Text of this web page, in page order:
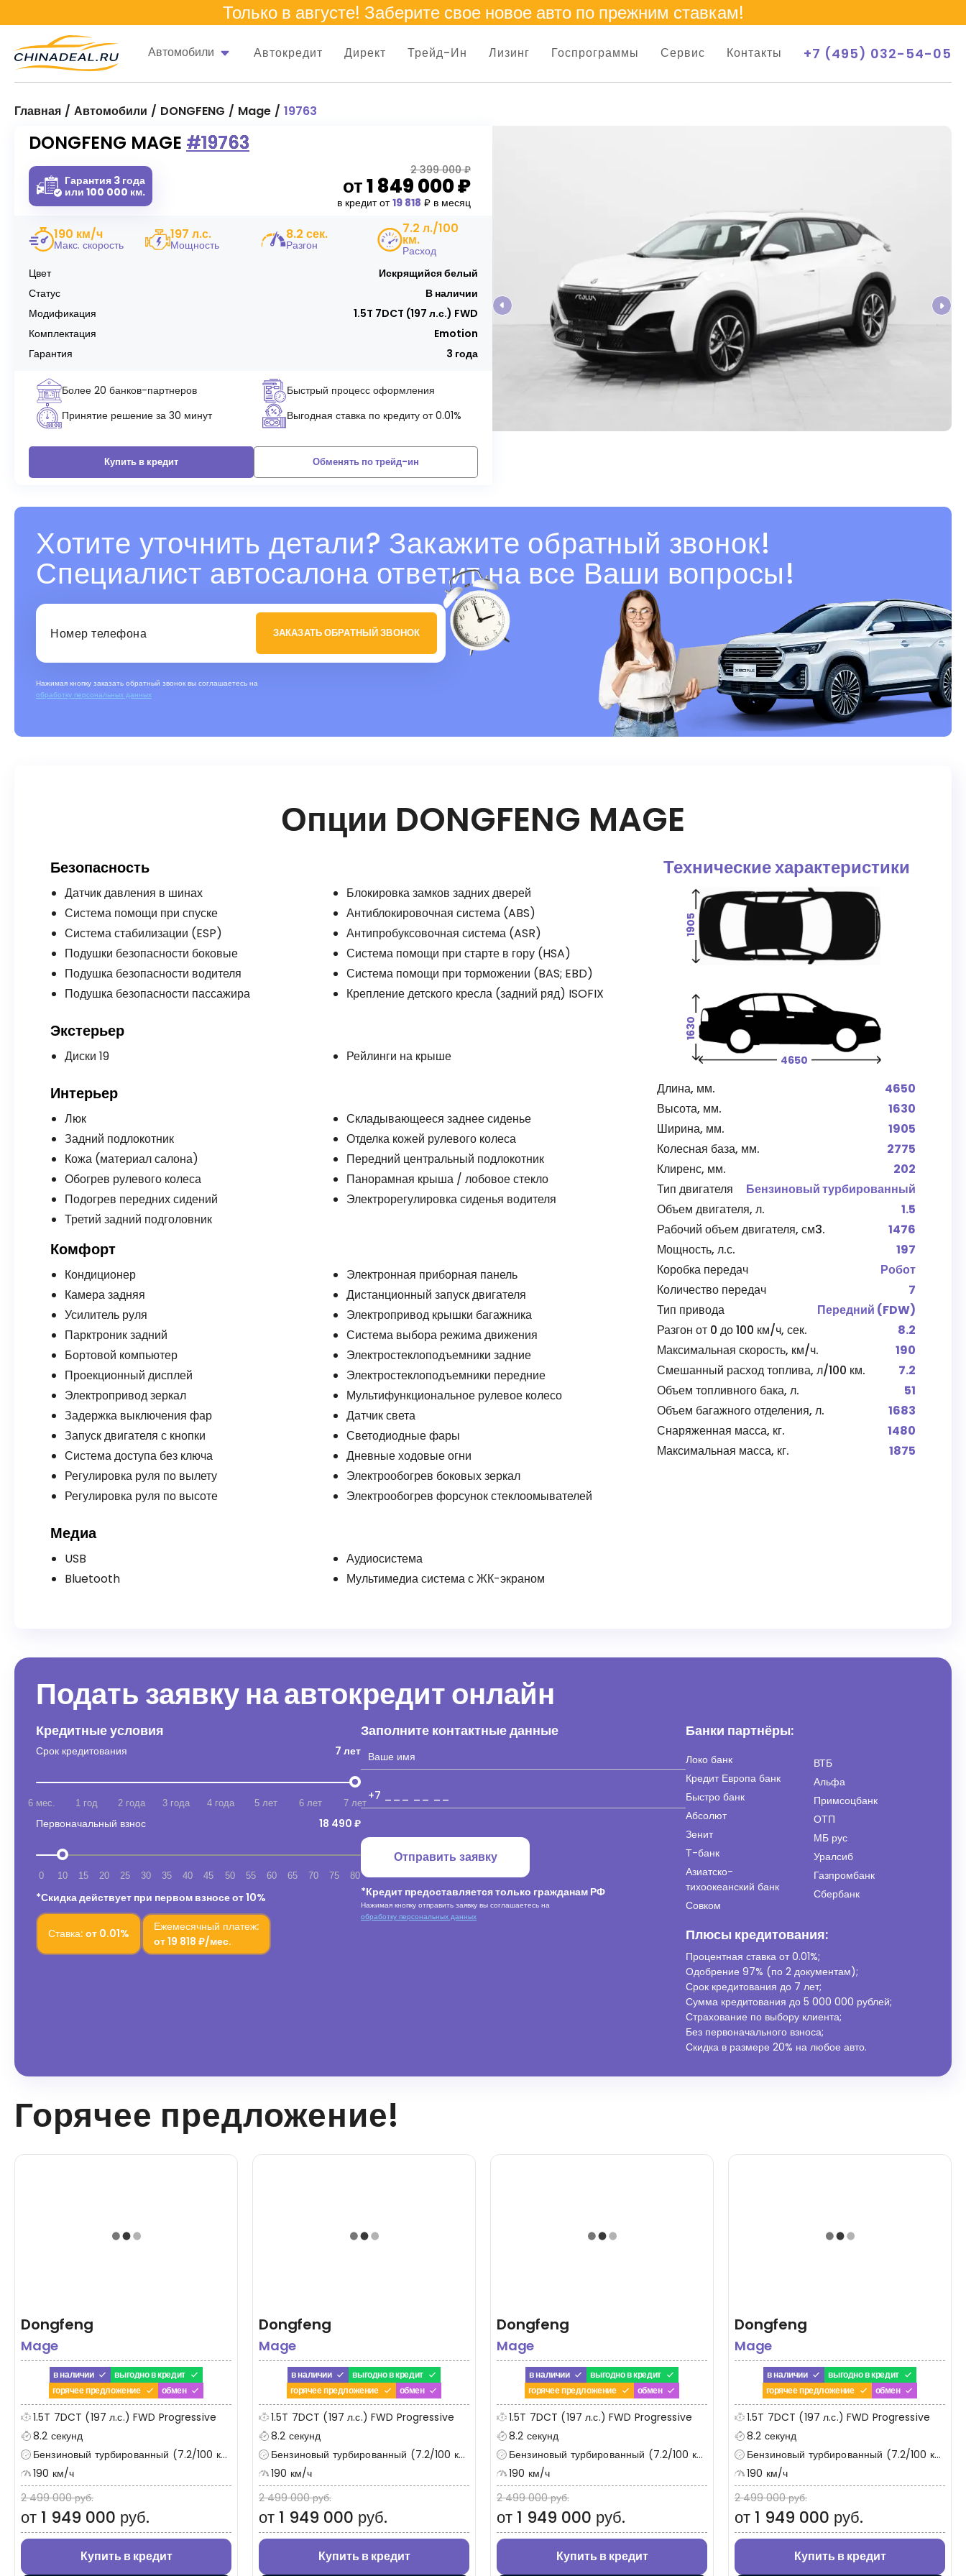
Только в августе! Заберите свое новое авто по прежним ставкам!
Автомобили Автокредит Директ Трейд-Ин Лизинг Госпрограммы Сервис Контакты +7 (495) 032-54-05
Главная Автомобили DONGFENG Mage 19763
DONGFENG MAGE #19763
Гарантия 3 года
или 100 000 км.
2 399 000 ₽
от1 849 000₽
в кредит от19 818 ₽ в месяц
190 км/ч
Макс. скорость
197 л.с.
Мощность
8.2 сек.
Разгон
7.2 л./100
км.
Расход
Цвет
Искрящийся белый
Статус
В наличии
Модификация
1.5T 7DCT (197 л.с.) FWD
Комплектация
Emotion
Гарантия
3 года
Более 20 банков-партнеров
Быстрый процесс оформления
Принятие решение за 30 минут
Выгодная ставка по кредиту от 0.01%
Купить в кредит Обменять по трейд-ин
Хотите уточнить детали? Закажите обратный звонок!
Специалист автосалона ответит на все Ваши вопросы!
ЗАКАЗАТЬ ОБРАТНЫЙ ЗВОНОК
Нажимая кнопку заказать обратный звонок вы соглашаетесь на
обработку персональных данных
Опции DONGFENG MAGE
Безопасность
Датчик давления в шинах
Система помощи при спуске
Система стабилизации (ESP)
Подушки безопасности боковые
Подушка безопасности водителя
Подушка безопасности пассажира
Блокировка замков задних дверей
Антиблокировочная система (ABS)
Антипробуксовочная система (ASR)
Система помощи при старте в гору (HSA)
Система помощи при торможении (BAS; EBD)
Крепление детского кресла (задний ряд) ISOFIX
Экстерьер
Диски 19 Рейлинги на крыше
Интерьер
Люк
Задний подлокотник
Кожа (материал салона)
Обогрев рулевого колеса
Подогрев передних сидений
Третий задний подголовник
Складывающееся заднее сиденье
Отделка кожей рулевого колеса
Передний центральный подлокотник
Панорамная крыша / лобовое стекло
Электрорегулировка сиденья водителя
Комфорт
Кондиционер
Камера задняя
Усилитель руля
Парктроник задний
Бортовой компьютер
Проекционный дисплей
Электропривод зеркал
Задержка выключения фар
Запуск двигателя с кнопки
Система доступа без ключа
Регулировка руля по вылету
Регулировка руля по высоте
Электронная приборная панель
Дистанционный запуск двигателя
Электропривод крышки багажника
Система выбора режима движения
Электростеклоподъемники задние
Электростеклоподъемники передние
Мультифункциональное рулевое колесо
Датчик света
Светодиодные фары
Дневные ходовые огни
Электрообогрев боковых зеркал
Электрообогрев форсунок стеклоомывателей
Медиа
USB
Bluetooth
Аудиосистема
Мультимедиа система с ЖК-экраном
Технические характеристики
4650
1630
1905
Длина, мм.
4650
Высота, мм.
1630
Ширина, мм.
1905
Колесная база, мм.
2775
Клиренс, мм.
202
Тип двигателя
Бензиновый турбированный
Объем двигателя, л.
1.5
Рабочий объем двигателя, см3.
1476
Мощность, л.с.
197
Коробка передач
Робот
Количество передач
7
Тип привода
Передний (FDW)
Разгон от 0 до 100 км/ч, сек.
8.2
Максимальная скорость, км/ч.
190
Смешанный расход топлива, л/100 км.
7.2
Объем топливного бака, л.
51
Объем багажного отделения, л.
1683
Снаряженная масса, кг.
1480
Максимальная масса, кг.
1875
Подать заявку на автокредит онлайн
Кредитные условия
Срок кредитования 7 лет
6 мес. 1 год 2 года 3 года 4 года 5 лет 6 лет 7 лет
Первоначальный взнос 18 490 ₽
0 10 15 20 25 30 35 40 45 50 55 60 65 70 75 80
*Скидка действует при первом взносе от 10%
Ставка: от 0.01%
Ежемесячный платеж:
от19 818 ₽/мес.
Заполните контактные данные
Отправить заявку
*Кредит предоставляется только гражданам РФ
Нажимая кнопку отправить заявку вы соглашаетесь на
обработку персональных данных
Банки партнёры:
Локо банк
Кредит Европа банк
Быстро банк
Абсолют
Зенит
Т-банк
Азиатско-
тихоокеанский банк
Совком
ВТБ
Альфа
Примсоцбанк
ОТП
МБ рус
Уралсиб
Газпромбанк
Сбербанк
Плюсы кредитования:
Процентная ставка от0.01%;
Одобрение 97% (по 2 документам);
Срок кредитования до 7 лет;
Сумма кредитования до 5 000 000 рублей;
Страхование по выбору клиента;
Без первоначального взноса;
Скидка в размере 20% на любое авто.
Горячее предложение!
Dongfeng
Mage
в наличии
выгодно в кредит
горячее предложение
обмен
1.5T 7DCT (197 л.с.) FWD Progressive
8.2 секунд
Бензиновый турбированный (7.2/100 км)
190 км/ч
2 499 000 руб.
от 1 949 000 руб.
Купить в кредит
Dongfeng
Mage
в наличии
выгодно в кредит
горячее предложение
обмен
1.5T 7DCT (197 л.с.) FWD Progressive
8.2 секунд
Бензиновый турбированный (7.2/100 км)
190 км/ч
2 499 000 руб.
от 1 949 000 руб.
Купить в кредит
Dongfeng
Mage
в наличии
выгодно в кредит
горячее предложение
обмен
1.5T 7DCT (197 л.с.) FWD Progressive
8.2 секунд
Бензиновый турбированный (7.2/100 км)
190 км/ч
2 499 000 руб.
от 1 949 000 руб.
Купить в кредит
Dongfeng
Mage
в наличии
выгодно в кредит
горячее предложение
обмен
1.5T 7DCT (197 л.с.) FWD Progressive
8.2 секунд
Бензиновый турбированный (7.2/100 км)
190 км/ч
2 499 000 руб.
от 1 949 000 руб.
Купить в кредит